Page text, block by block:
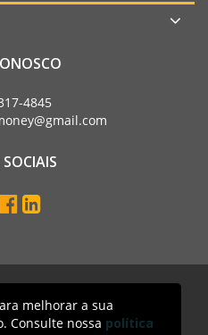
4845
SOCIAIS
os direitos reservados
melhorar a sua
Consulte nossa política